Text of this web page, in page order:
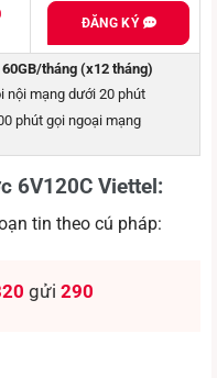
ĐĂNG KÝ
tháng (x12 tháng)
nội mạng dưới 20 phút
phút gọi ngoại mạng
6V120C Viettel:
tin theo cú pháp:
gửi 290